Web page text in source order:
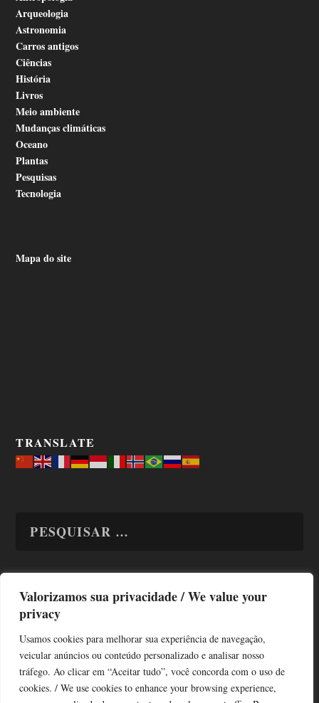
Valorizamos sua privacidade / We value your
privacy
Usamos cookies para melhorar sua experiência de navegação,
veicular anúncios ou conteúdo personalizado e analisar nosso
tráfego. Ao clicar em “Aceitar tudo”, você concorda com o uso de
cookies. / We use cookies to enhance your browsing experience,
Arqueologia
Astronomia
Carros antigos
Ciências
História
Livros
Meio ambiente
Mudanças climáticas
Oceano
Plantas
Pesquisas
Tecnologia
Mapa do site
TRANSLATE
TODAS OS ASSUNTOS